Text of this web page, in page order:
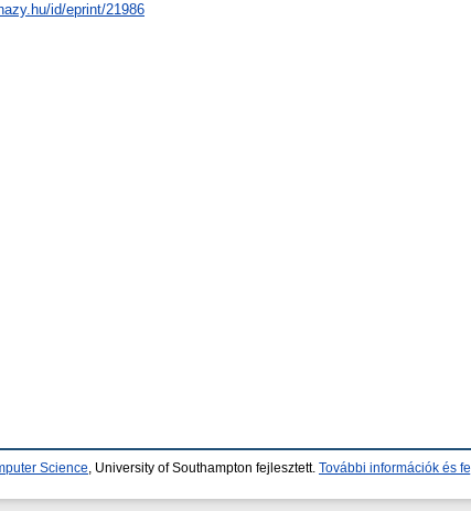
id/eprint/21986
Science , University of Southampton fejlesztett. További információk és